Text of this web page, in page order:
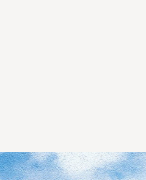
期間、加重民事賠償責任
國著作權法欠缺體系化，
權集體管理團體條例以及
港版著作權法法典》，與
團體管理辦法》為目標。